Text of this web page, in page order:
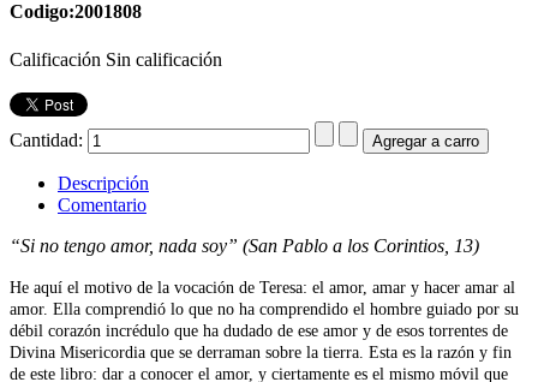
Codigo:2001808
Calificación Sin calificación
Cantidad:
Descripción
Comentario
“Si no tengo amor, nada soy” (San Pablo a los Corintios, 13)
He aquí el motivo de la vocación de Teresa: el amor, amar y hacer amar al
amor. Ella comprendió lo que no ha comprendido el hombre guiado por su
débil corazón incrédulo que ha dudado de ese amor y de esos torrentes de
Divina Misericordia que se derraman sobre la tierra. Esta es la razón y fin
de este libro: dar a conocer el amor, y ciertamente es el mismo móvil que